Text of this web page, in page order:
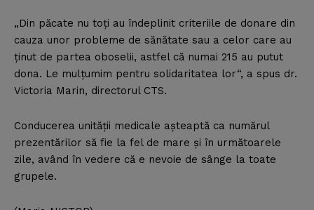
„Din păcate nu toţi au îndeplinit criteriile de donare din
cauza unor probleme de sănătate sau a celor care au
ţinut de partea oboselii, astfel că numai 215 au putut
dona. Le mulţumim pentru solidaritatea lor“, a spus dr.
Victoria Marin, directorul CTS.
Conducerea unităţii medicale aşteaptă ca numărul
prezentărilor să fie la fel de mare şi în următoarele
zile, având în vedere că e nevoie de sânge la toate
grupele.